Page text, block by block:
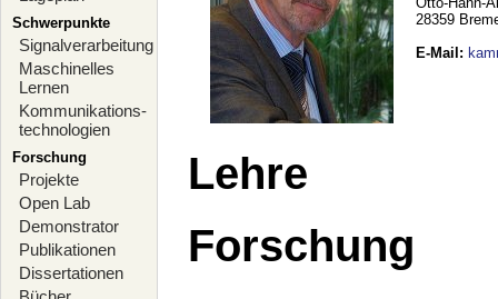
Schwerpunkte
Signalverarbeitung
Maschinelles
Lernen
Kommunikations-
technologien
Forschung
Projekte
Open Lab
Demonstrator
Publikationen
Dissertationen
28359
E-Mail :
Lehre
Forschung